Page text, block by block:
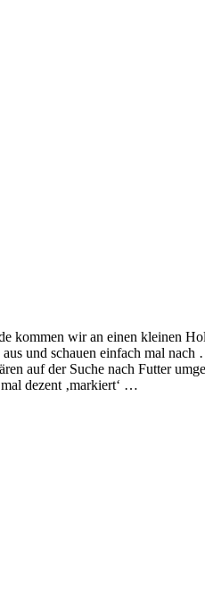
kommen wir an einen kleinen
und schauen einfach mal
auf der Suche nach Futter
dezent ‚markiert‘ …